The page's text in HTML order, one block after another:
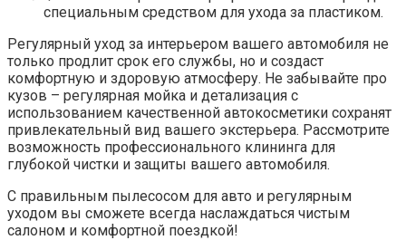
специальным средством для ухода за пластиком.
Регулярный уход за интерьером вашего автомобиля не
только продлит срок его службы, но и создаст
комфортную и здоровую атмосферу. Не забывайте про
кузов – регулярная мойка и детализация с
использованием качественной автокосметики сохранят
привлекательный вид вашего экстерьера. Рассмотрите
возможность профессионального клининга для
глубокой чистки и защиты вашего автомобиля.
С правильным пылесосом для авто и регулярным
уходом вы сможете всегда наслаждаться чистым
салоном и комфортной поездкой!